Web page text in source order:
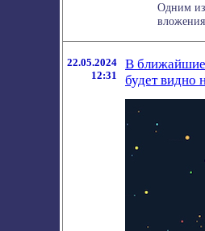
Одним
22.05.2024
12:31
В ближайшие
будет видно